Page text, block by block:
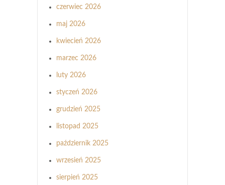
czerwiec 2026
maj 2026
kwiecień 2026
marzec 2026
luty 2026
styczeń 2026
grudzień 2025
listopad 2025
październik 2025
wrzesień 2025
sierpień 2025